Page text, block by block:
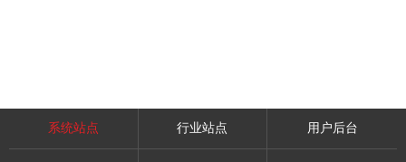
系统站点 行业站点 用户后台